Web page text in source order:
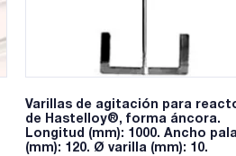
Varillas de agitación para
de Hastelloy®, forma áncora.
Longitud (mm): 1000. Ancho pala
(mm): 120. Ø varilla (mm): 10.